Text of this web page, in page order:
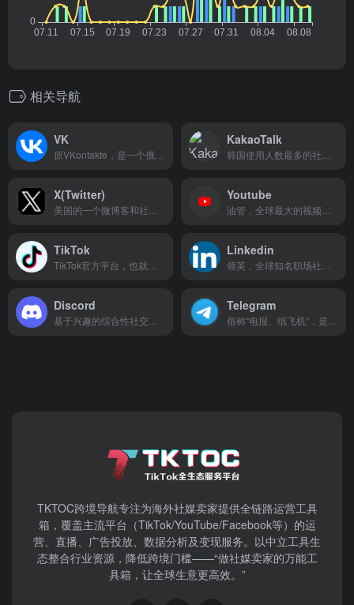
相关导航
VK KakaoTalk
X(Twitter) Youtube
TikTok Linkedin
Discord Telegram
TKTOC跨境导航​专注为海外社媒卖家提供全链路运营工具
箱，覆盖主流平台（TikTok/YouTube/Facebook等）​的运
营、直播、广告投放、数据分析及变现服务。以中立工具生
态整合行业资源，降低跨境门槛——“做社媒卖家的万能工
具箱，让全球生意更高效。”